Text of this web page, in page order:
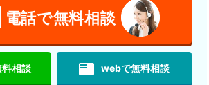
電話で無料相談
相談 featured_play_list webで無料相談